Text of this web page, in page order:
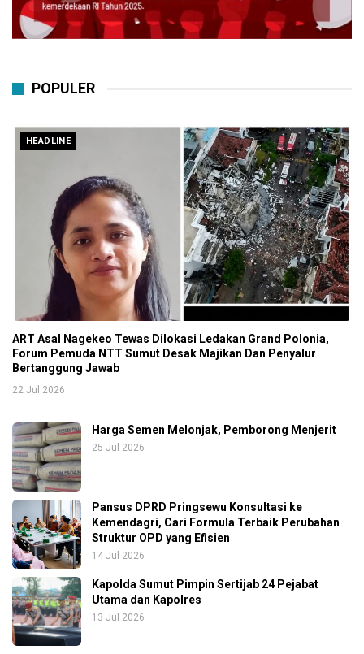
POPULER
HEADLINE
ART Asal Nagekeo Tewas Dilokasi Ledakan Grand Polonia,
Forum Pemuda NTT Sumut Desak Majikan Dan Penyalur
Bertanggung Jawab
22 Jul 2026
Harga Semen Melonjak, Pemborong Menjerit
25 Jul 2026
Pansus DPRD Pringsewu Konsultasi ke
Kemendagri, Cari Formula Terbaik Perubahan
Struktur OPD yang Efisien
14 Jul 2026
Kapolda Sumut Pimpin Sertijab 24 Pejabat
Utama dan Kapolres
13 Jul 2026